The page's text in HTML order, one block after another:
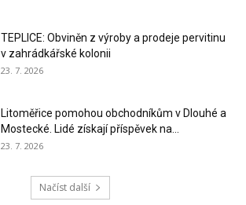
TEPLICE: Obviněn z výroby a prodeje pervitinu
v zahrádkářské kolonii
23. 7. 2026
Litoměřice pomohou obchodníkům v Dlouhé a
Mostecké. Lidé získají příspěvek na...
23. 7. 2026
Načíst další